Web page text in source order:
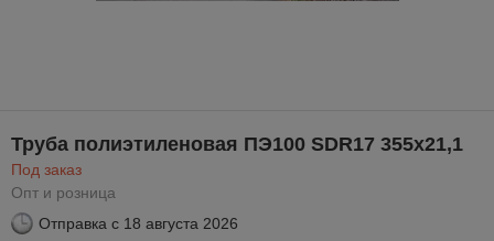
Труба полиэтиленовая ПЭ100 SDR17 355х21,1
Под заказ
Опт и розница
Отправка с 18 августа 2026